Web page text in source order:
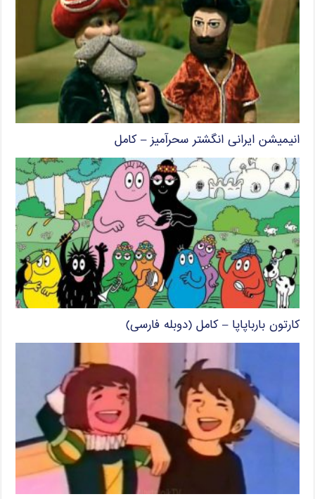
انیمیشن ایرانی انگشتر سحرآمیز – کامل
کارتون بارباپاپا – کامل (دوبله فارسی)